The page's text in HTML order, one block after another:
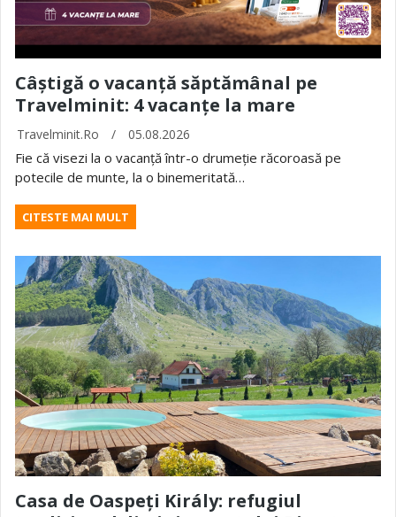
Câștigă o vacanță săptămânal pe
Travelminit: 4 vacanțe la mare
Travelminit.ro / 05.08.2026
Fie că visezi la o vacanță într-o drumeție răcoroasă pe
potecile de munte, la o binemeritată…
CITESTE MAI MULT
Casa de Oaspeți Király: refugiul